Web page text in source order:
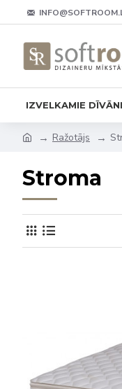
IZVELKAMIE DĪVĀNI
Ražotājs
Stroma